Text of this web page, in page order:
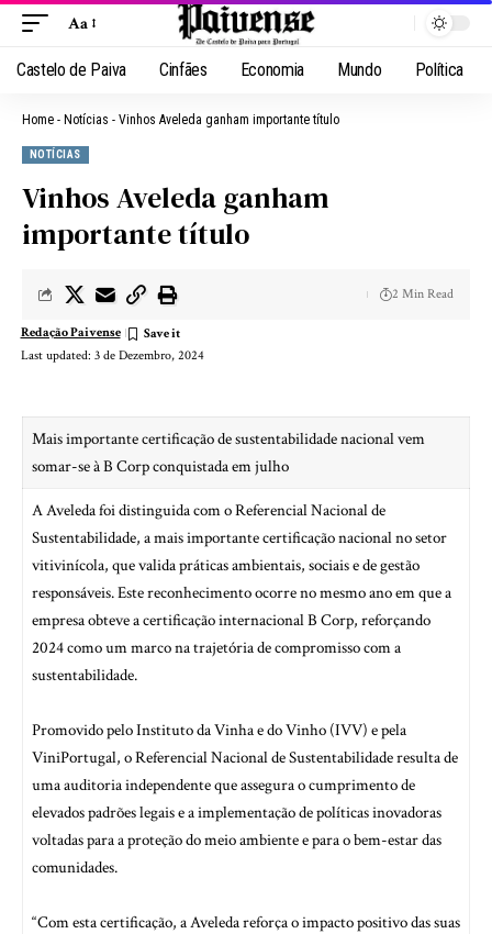
Aa
Castelo de Paiva Cinfães Economia Mundo Política
Home - Notícias - Vinhos Aveleda ganham importante título
NOTÍCIAS
Vinhos Aveleda ganham
importante título
Last updated: 3 de Dezembro, 2024
Redação Paivense
2 Min Read
Mais importante certificação de sustentabilidade nacional vem
somar-se à B Corp conquistada em julho
A Aveleda foi distinguida com o Referencial Nacional de
Sustentabilidade, a mais importante certificação nacional no setor
vitivinícola, que valida práticas ambientais, sociais e de gestão
responsáveis. Este reconhecimento ocorre no mesmo ano em que a
empresa obteve a certificação internacional B Corp, reforçando
2024 como um marco na trajetória de compromisso com a
sustentabilidade.
Promovido pelo Instituto da Vinha e do Vinho (IVV) e pela
ViniPortugal, o Referencial Nacional de Sustentabilidade resulta de
uma auditoria independente que assegura o cumprimento de
elevados padrões legais e a implementação de políticas inovadoras
voltadas para a proteção do meio ambiente e para o bem-estar das
comunidades.
“Com esta certificação, a Aveleda reforça o impacto positivo das suas